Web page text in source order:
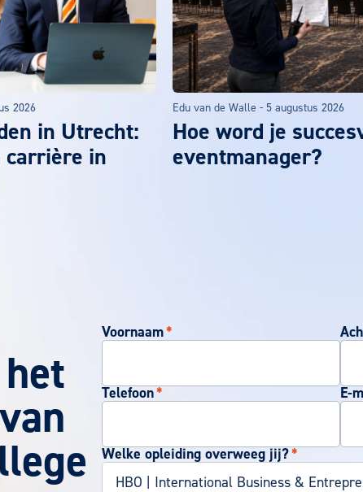
2026
in Utrecht:
carrière in
Edu van de Walle - 5 augustus 2026
Hoe word je
eventmanager?
Voornaam*
Telefoon* E-
Welke opleiding overweeg jij?*